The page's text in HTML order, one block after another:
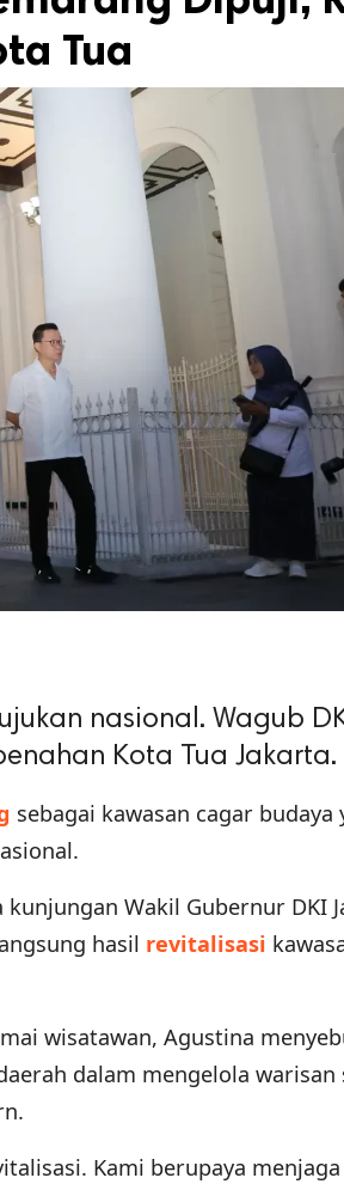
Tua
nasional. Wagub
Kota Tua Jakarta.
sebagai kawasan cagar budaya
Wakil Gubernur DKI
hasil revitalisasi
wisatawan, Agustina
dalam mengelola warisan
Kami berupaya